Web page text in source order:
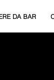
DA BAR